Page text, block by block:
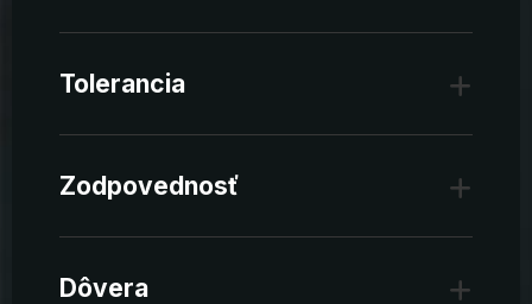
Tolerancia
Zodpovednosť
Dôvera